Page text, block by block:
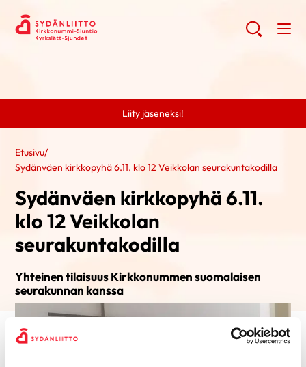
Liity jäseneksi!
Etusivu/
Sydänväen kirkkopyhä 6.11. klo 12 Veikkolan seurakuntakodilla
Sydänväen kirkkopyhä 6.11.
klo 12 Veikkolan
seurakuntakodilla
Yhteinen tilaisuus Kirkkonummen suomalaisen
seurakunnan kanssa